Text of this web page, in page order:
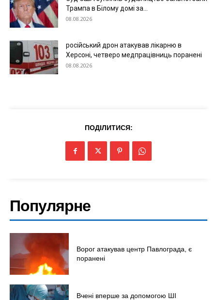
Меню
Політика
Світ
Технології
Війна
Трампа в Білому домі за...
08.08.2026
російський дрон атакував лікарню в
Херсоні, четверо медпрацівниць поранені
08.08.2026
ПОДІЛИТИСЯ:
Популярне
Ворог атакував центр Павлограда, є
поранені
Вчені вперше за допомогою ШІ